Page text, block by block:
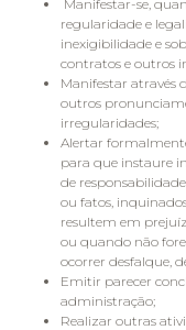
Manifestar-se,
regularidade e
inexigibilidade e
contratos e outros
Manifestar através
outros
irregularidades;
Alertar
para que instaure
de
ou fatos,
resultem em
ou quando não
ocorrer desfalque,
Emitir parecer
administração;
Realizar outras